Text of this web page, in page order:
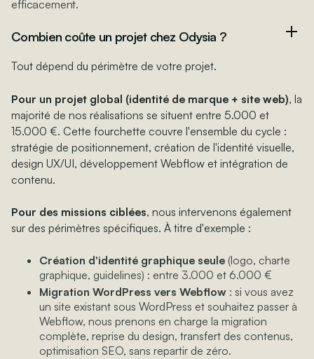
efficacement.
Combien coûte un projet chez Odysia ?
Tout dépend du périmètre de votre projet.
Pour un projet global (identité de marque + site web), la
majorité de nos réalisations se situent entre 5.000 et
15.000 €. Cette fourchette couvre l'ensemble du cycle :
stratégie de positionnement, création de l'identité visuelle,
design UX/UI, développement Webflow et intégration de
contenu.
Pour des missions ciblées, nous intervenons également
sur des périmètres spécifiques. À titre d'exemple :
Création d'identité graphique seule (logo, charte
graphique, guidelines) : entre 3.000 et 6.000 €
Migration WordPress vers Webflow : si vous avez
un site existant sous WordPress et souhaitez passer à
Webflow, nous prenons en charge la migration
complète, reprise du design, transfert des contenus,
optimisation SEO, sans repartir de zéro.